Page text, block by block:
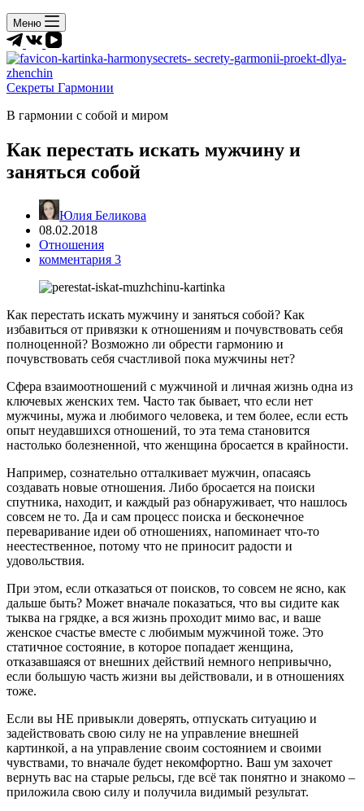
Меню
Секреты Гармонии
В гармонии c собой и миром
Как перестать искать мужчину и
заняться собой
Юлия Беликова
08.02.2018
Отношения
комментария 3
Как перестать искать мужчину и заняться собой? Как
избавиться от привязки к отношениям и почувствовать себя
полноценной? Возможно ли обрести гармонию и
почувствовать себя счастливой пока мужчины нет?
Сфера взаимоотношений с мужчиной и личная жизнь одна из
ключевых женских тем. Часто так бывает, что если нет
мужчины, мужа и любимого человека, и тем более, если есть
опыт неудавшихся отношений, то эта тема становится
настолько болезненной, что женщина бросается в крайности.
Например, сознательно отталкивает мужчин, опасаясь
создавать новые отношения. Либо бросается на поиски
спутника, находит, и каждый раз обнаруживает, что нашлось
совсем не то. Да и сам процесс поиска и бесконечное
переваривание идеи об отношениях, напоминает что-то
неестественное, потому что не приносит радости и
удовольствия.
При этом, если отказаться от поисков, то совсем не ясно, как
дальше быть? Может вначале показаться, что вы сидите как
тыква на грядке, а вся жизнь проходит мимо вас, и ваше
женское счастье вместе с любимым мужчиной тоже. Это
статичное состояние, в которое попадает женщина,
отказавшаяся от внешних действий немного непривычно,
если большую часть жизни вы действовали, и в отношениях
тоже.
Если вы НЕ привыкли доверять, отпускать ситуацию и
задействовать свою силу не на управление внешней
картинкой, а на управление своим состоянием и своими
чувствами, то вначале будет некомфортно. Ваш ум захочет
вернуть вас на старые рельсы, где всё так понятно и знакомо –
приложила свою силу и получила видимый результат.